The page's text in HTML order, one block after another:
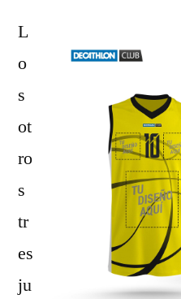
L
o
s
ot
ro
s
tr
es
ju